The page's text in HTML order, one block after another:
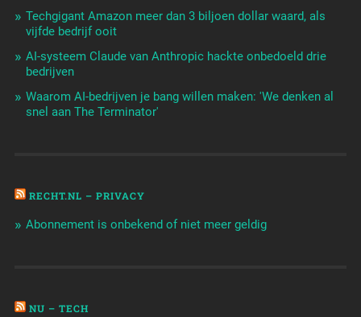
Techgigant Amazon meer dan 3 biljoen dollar waard, als
vijfde bedrijf ooit
AI-systeem Claude van Anthropic hackte onbedoeld drie
bedrijven
Waarom AI-bedrijven je bang willen maken: 'We denken al
snel aan The Terminator'
RECHT.NL – PRIVACY
Abonnement is onbekend of niet meer geldig
NU – TECH